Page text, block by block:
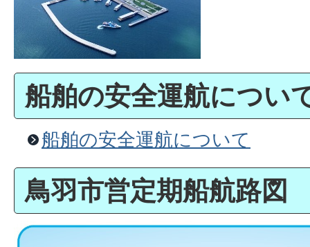
船舶の安全運航につい
船舶の安全運航について
鳥羽市営定期船航路図